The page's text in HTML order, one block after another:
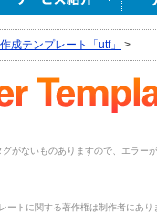
成テンプレート「utf」 >
がないものありますので、エラー
トに関する著作権は制作者にあり